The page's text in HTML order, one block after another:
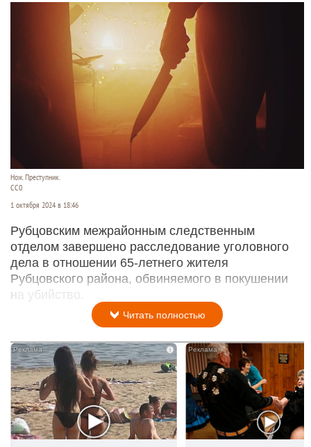
Нож. Преступник.
CC0
1 октября 2024 в 18:46
Рубцовским межрайонным следственным
отделом завершено расследование уголовного
дела в отношении 65-летнего жителя
Рубцовского района, обвиняемого в покушении
на убийство.
Читать полностью
i